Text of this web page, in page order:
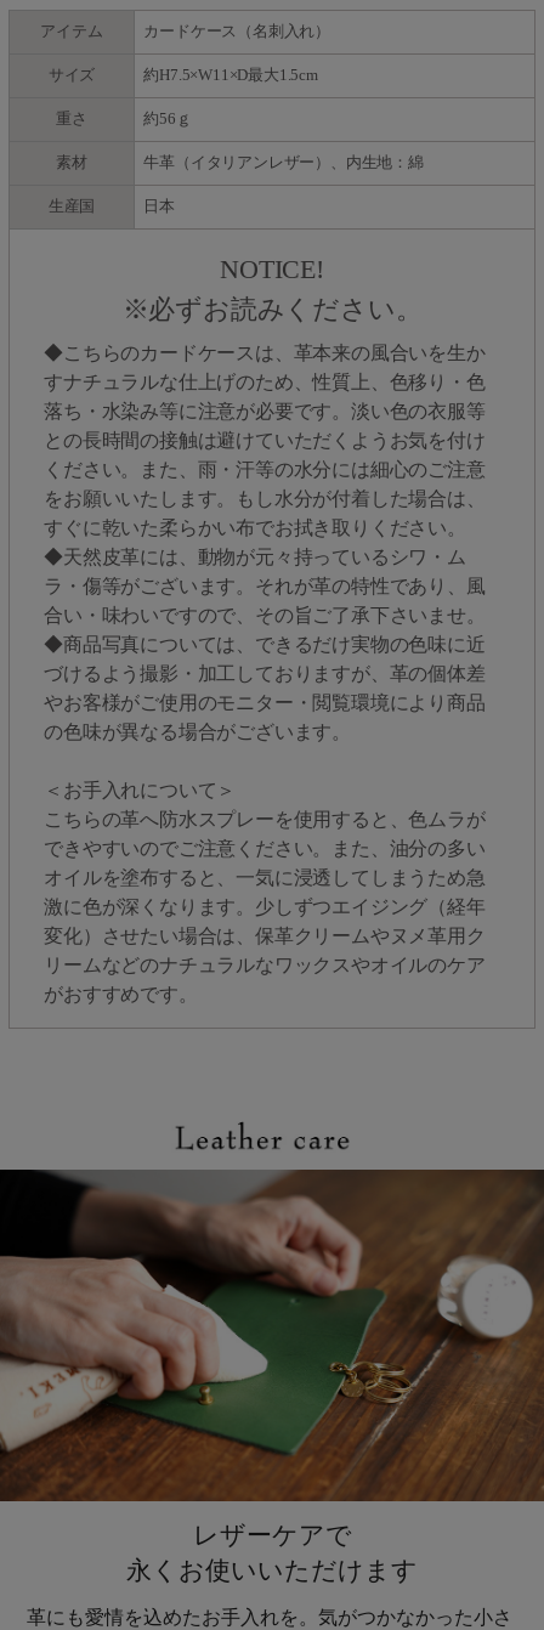
アイテム カードケース（名刺入れ）
サイズ 約H7.5×W11×D最大1.5cm
重さ 約56ｇ
素材 牛革（イタリアンレザー）、内生地：綿
生産国 日本
NOTICE!
※必ずお読みください。
◆こちらのカードケースは、革本来の風合いを生か
すナチュラルな仕上げのため、性質上、色移り・色
落ち・水染み等に注意が必要です。淡い色の衣服等
との長時間の接触は避けていただくようお気を付け
ください。また、雨・汗等の水分には細心のご注意
をお願いいたします。もし水分が付着した場合は、
すぐに乾いた柔らかい布でお拭き取りください。
◆天然皮革には、動物が元々持っているシワ・ム
ラ・傷等がございます。それが革の特性であり、風
合い・味わいですので、その旨ご了承下さいませ。
◆商品写真については、できるだけ実物の色味に近
づけるよう撮影・加工しておりますが、革の個体差
やお客様がご使用のモニター・閲覧環境により商品
の色味が異なる場合がございます。
＜お手入れについて＞
こちらの革へ防水スプレーを使用すると、色ムラが
できやすいのでご注意ください。また、油分の多い
オイルを塗布すると、一気に浸透してしまうため急
激に色が深くなります。少しずつエイジング（経年
変化）させたい場合は、保革クリームやヌメ革用ク
リームなどのナチュラルなワックスやオイルのケア
がおすすめです。
レザーケアで
永くお使いいただけます
革にも愛情を込めたお手入れを。気がつかなかった小さ